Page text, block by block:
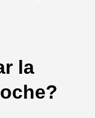
la